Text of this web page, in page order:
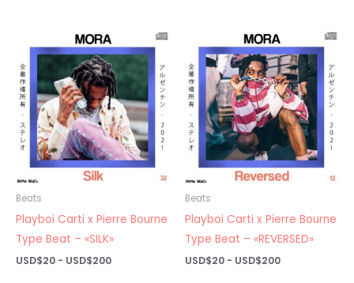
USD$20
hasta
USD$200
USD$20
hasta
USD$200
Beats
Playboi Carti x Pierre Bourne
Type Beat – «SILK»
USD$20 - USD$200Rango
Beats
Playboi Carti x Pierre Bourne
Type Beat – «REVERSED»
USD$20 - USD$200Rango